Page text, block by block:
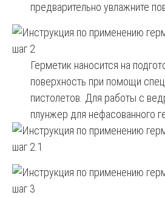
предварительно увлажните
Герметик наносится на
поверхность при помощи
пистолетов. Для работы с
плунжер для нефасованного